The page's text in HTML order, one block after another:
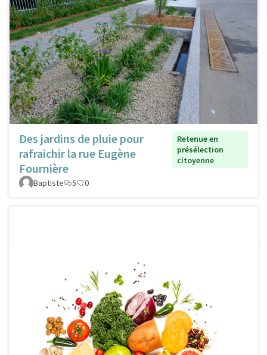
Des jardins de pluie pour
rafraichir la rue Eugène
Fournière
Retenue en
présélection
citoyenne
Baptiste 5 0